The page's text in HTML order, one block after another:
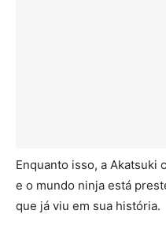
Enquanto isso, a Akatsuki
e o mundo ninja está
que já viu em sua história.